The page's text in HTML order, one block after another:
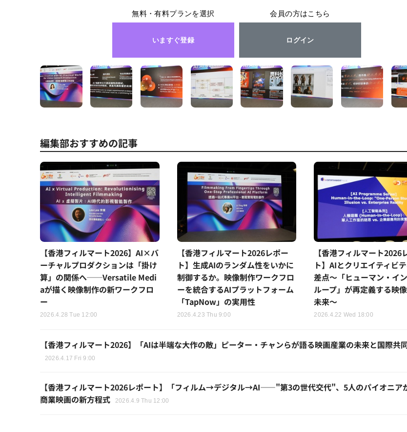
無料・有料プランを選択
いますぐ登録
会員の方はこちら
ログイン
編集部おすすめの記事
【香港フィルマート2026】AI×バ
ーチャルプロダクションは「掛け
算」の関係へ──Versatile Medi
aが描く映像制作の新ワークフロ
ー
2026.4.28 Tue 12:00
【香港フィルマート2026レポー
ト】生成AIのランダム性をいかに
制御するか。映像制作ワークフロ
ーを統合するAIプラットフォーム
「TapNow」の実用性
2026.4.23 Thu 9:00
【香港フィルマート2026
ト】AIとクリエイティビ
差点～「ヒューマン・イ
ループ」が再定義する映
未来～
2026.4.22 Wed 18:00
【香港フィルマート2026】「AIは半端な大作の敵」ピーター・チャンらが語る映画産業の未来と国際共
2026.4.17 Fri 9:00
【香港フィルマート2026レポート】「フィルム→デジタル→AI——"第3の世代交代"、5人のパイオニア
商業映画の新方程式
2026.4.9 Thu 12:00